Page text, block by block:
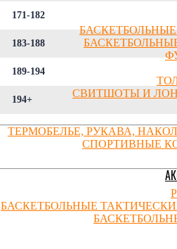
СВИТШОТЫ И
ТЕРМОБЕЛЬЕ, РУКАВА,
СПОРТИВНЫЕ
БАСКЕТБОЛЬНЫЕ
171-182
183-188
189-194
194+